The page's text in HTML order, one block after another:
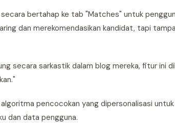
bertahap ke tab "Matches" untuk
dan merekomendasikan kandidat, tapi
secara sarkastik dalam blog mereka, fitur ini
pencocokan yang dipersonalisasi
dan data pengguna.